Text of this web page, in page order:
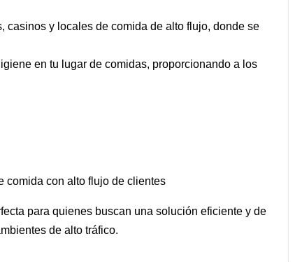
casinos y locales de comida de alto flujo, donde se
en tu lugar de comidas, proporcionando a los
comida con alto flujo de clientes
para quienes buscan una solución eficiente y de
de alto tráfico.